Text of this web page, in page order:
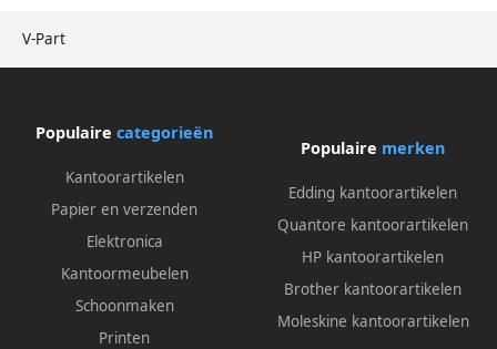
V-Part
Populaire categorieën
Kantoorartikelen
Papier en verzenden
Elektronica
Kantoormeubelen
Schoonmaken
Printen
Populaire merken
Edding kantoorartikelen
Quantore kantoorartikelen
HP kantoorartikelen
Brother kantoorartikelen
Moleskine kantoorartikelen